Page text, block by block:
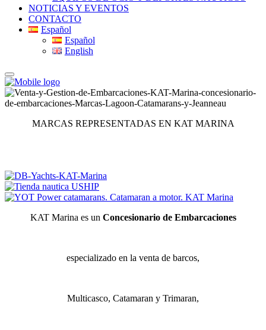
NOTICIAS Y EVENTOS
CONTACTO
Español
Español
English
MARCAS REPRESENTADAS EN KAT MARINA
KAT Marina es un Concesionario de Embarcaciones
especializado en la venta de barcos,
Multicasco, Catamaran y Trimaran,